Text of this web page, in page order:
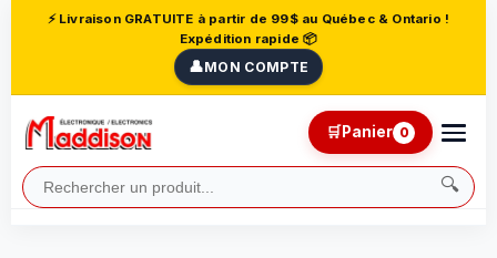
⚡ Livraison GRATUITE à partir de 99$ au Québec & Ontario !
Expédition rapide 📦
👤MON COMPTE
🔍
🛒Panier 0